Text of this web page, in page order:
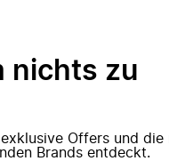
nichts zu
Offers und die
Brands entdeckt.